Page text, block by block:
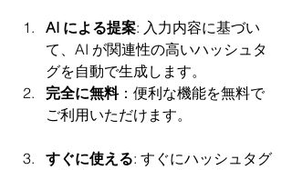
AI による提案: 入力内容に基づい
て、AI が関連性の高いハッシュタ
グを自動で生成します。
完全に無料：便利な機能を無料で
ご利用いただけます。
すぐに使える: すぐにハッシュタグ